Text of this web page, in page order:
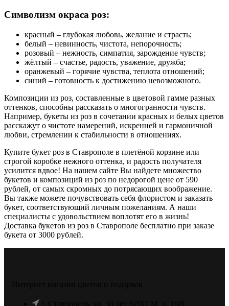
Символизм окраса роз:
красный – глубокая любовь, желание и страсть;
белый – невинность, чистота, непорочность;
розовый – нежность, симпатия, зарождение чувств;
жёлтый – счастье, радость, уважение, дружба;
оранжевый – горячие чувства, теплота отношений;
синий – готовность к достижению невозможного.
Композиции из роз, составленные в цветовой гамме разных
оттенков, способны рассказать о многогранности чувств.
Например, букеты из роз в сочетании красных и белых цветов
расскажут о чистоте намерений, искренней и гармоничной
любви, стремлении к стабильности в отношениях.
Купите букет роз в Ставрополе в плетёной корзине или
строгой коробке нежного оттенка, и радость получателя
усилится вдвое! На нашем сайте Вы найдете множество
букетов и композиций из роз по недорогой цене от 590
рублей, от самых скромных до потрясающих воображение.
Вы также можете почувствовать себя флористом и заказать
букет, соответствующий личным пожеланиям. А наши
специалисты с удовольствием воплотят его в жизнь!
Доставка букетов из роз в Ставрополе бесплатно при заказе
букета от 3000 рублей.